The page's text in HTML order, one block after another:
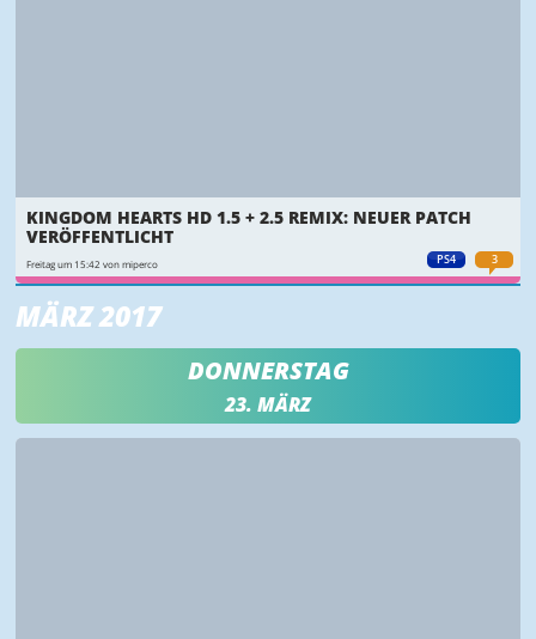
PS4 3
KINGDOM HEARTS HD 1.5 + 2.5 REMIX: NEUER PATCH
VERÖFFENTLICHT
Freitag um 15:42 von miperco
MÄRZ 2017
DONNERSTAG
23. MÄRZ